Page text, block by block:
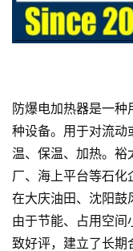
防爆电加热器是一
种设备。用于对流动
温、保温、加热。裕
厂、海上平台等石化
在大庆油田、沈阳鼓
由于节能、占用空间
致好评，建立了长期